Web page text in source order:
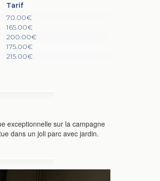
Tarif
70.00€
165.00€
200.00€
175.00€
215.00€
exceptionnelle sur la campagne
dans un joli parc avec jardin.